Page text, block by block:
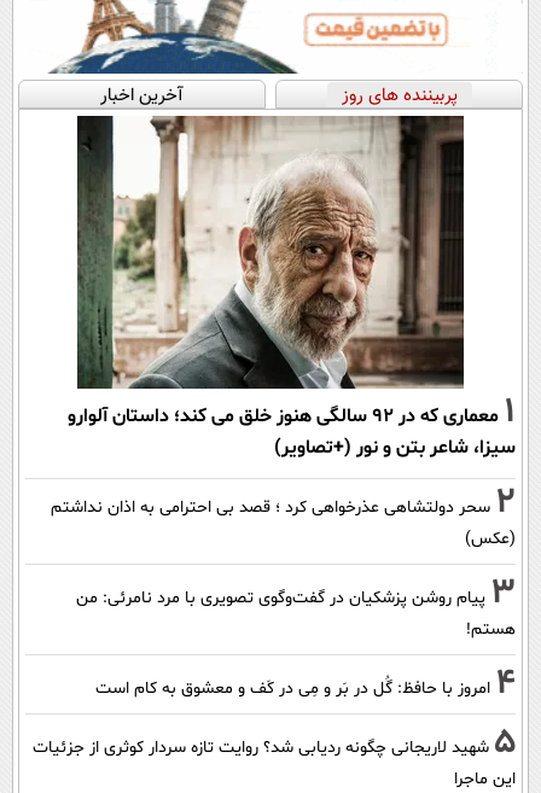
پربیننده های روز آخرین اخبار
1
معماری که در 92 سالگی هنوز خلق می کند؛ داستان آلوارو
سیزا، شاعر بتن و نور (+تصاویر)
2 سحر دولتشاهی عذرخواهی کرد ؛ قصد بی احترامی به اذان نداشتم
(عکس)
3 پیام روشن پزشکیان در گفت‌و‌گوی تصویری با مرد نامرئی: من
هستم!
4 امروز با حافظ: گُل در بَر و مِی در کَف و معشوق به کام است
5 شهید لاریجانی چگونه ردیابی شد؟ روایت تازه سردار کوثری از جزئیات
این ماجرا